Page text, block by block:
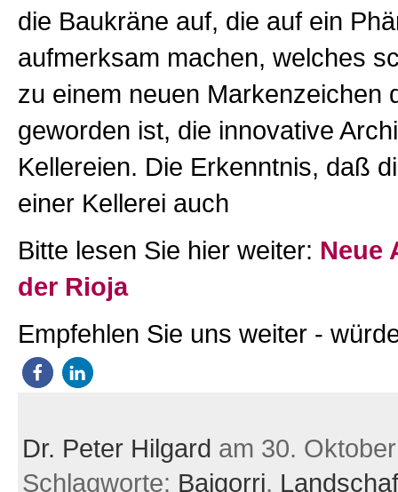
die Baukräne auf, die auf ein
aufmerksam machen, welches
zu einem neuen Markenzeichen
geworden ist, die innovative
Kellereien. Die Erkenntnis, daß
einer Kellerei auch
Bitte lesen Sie hier weiter: Neue
der Rioja
Empfehlen Sie uns weiter -
Dr. Peter Hilgard am 30.
Schlagworte: Baigorri,